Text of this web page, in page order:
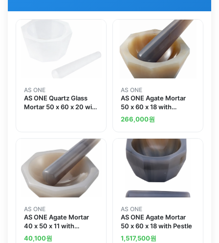
AS ONE
AS ONE Quartz Glass
Mortar 50 x 60 x 20 with
AS ONE
AS ONE Agate Mortar
50 x 60 x 18 with
Pestleand others
266,000원
AS ONE
AS ONE Agate Mortar
40 x 50 x 11 with
Pestleand others
40,100원
AS ONE
AS ONE Agate Mortar
50 x 60 x 18 with Pestle
1,517,500원